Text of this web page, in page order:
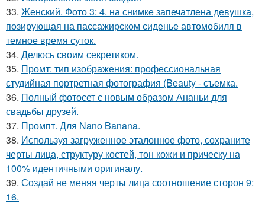
33. Женский. Фото 3: 4. на снимке запечатлена девушка,
позирующая на пассажирском сиденье автомобиля в
темное время суток.
34. Делюсь своим секретиком.
35. Промт: тип изображения: профессиональная
студийная портретная фотография (Beauty - съемка.
36. Полный фотосет с новым образом Ананьи для
свадьбы друзей.
37. Промпт. Для Nano Banana.
38. Используя загруженное эталонное фото, сохраните
черты лица, структуру костей, тон кожи и прическу на
100% идентичными оригиналу.
39. Создай не меняя черты лица соотношение сторон 9:
16.